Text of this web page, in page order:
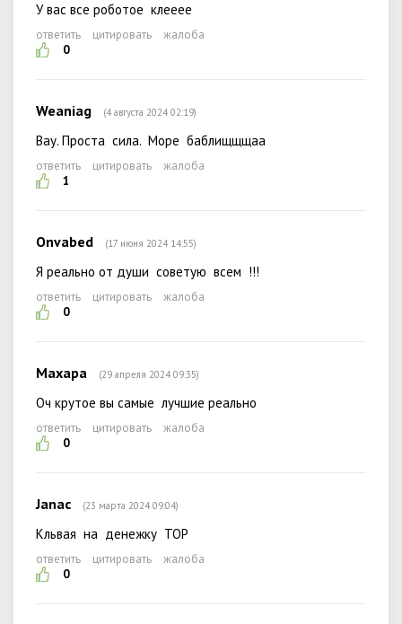
У вас все роботое клееее
ответить цитировать
жалоба
0
Weaniag (4 августа 2024 02:19)
Вау. Проста сила. Море баблищщщаа
ответить цитировать
жалоба
1
Onvabed (17 июня 2024 14:55)
Я реально от души советую всем !!!
ответить цитировать
жалоба
0
Махара (29 апреля 2024 09:35)
Оч крутое вы самые лучшие реально
ответить цитировать
жалоба
0
Janac (23 марта 2024 09:04)
Кльвая на денежку ТОР
ответить цитировать
жалоба
0